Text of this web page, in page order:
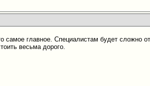
самое главное. Специалистам будет сложно
весьма дорого.